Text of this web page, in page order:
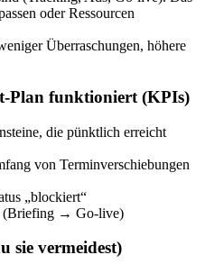
oder Ressourcen
Überraschungen, höhere
Plan funktioniert (KPIs)
die pünktlich erreicht
von Terminverschiebungen
„blockiert“
(Briefing → Go-live)
sie vermeidest)